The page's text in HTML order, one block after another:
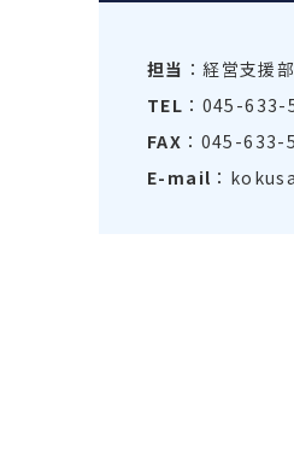
担当 ：経営支援
TEL ：045-633-
FAX ：045-633-
E-mail ：